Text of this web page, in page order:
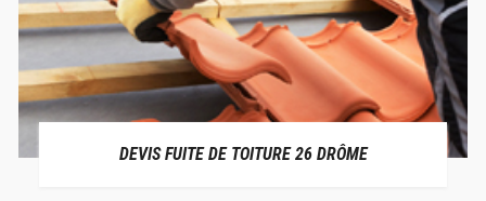
DEVIS FUITE DE TOITURE 26 DRÔME